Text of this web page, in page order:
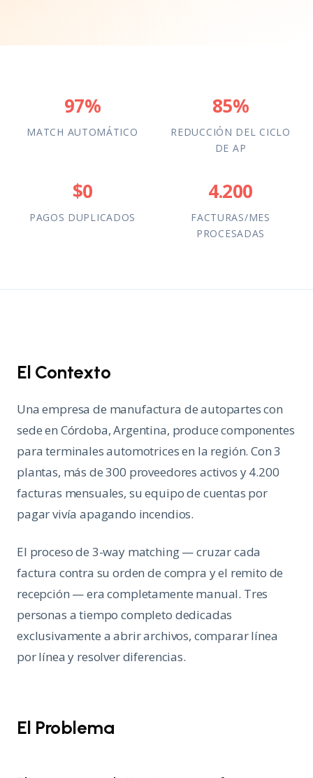
97%
MATCH AUTOMÁTICO
85%
REDUCCIÓN DEL CICLO
DE AP
$0
PAGOS DUPLICADOS
4.200
FACTURAS/MES
PROCESADAS
El Contexto
Una empresa de manufactura de autopartes con
sede en Córdoba, Argentina, produce componentes
para terminales automotrices en la región. Con 3
plantas, más de 300 proveedores activos y 4.200
facturas mensuales, su equipo de cuentas por
pagar vivía apagando incendios.
El proceso de 3-way matching — cruzar cada
factura contra su orden de compra y el remito de
recepción — era completamente manual. Tres
personas a tiempo completo dedicadas
exclusivamente a abrir archivos, comparar línea
por línea y resolver diferencias.
El Problema